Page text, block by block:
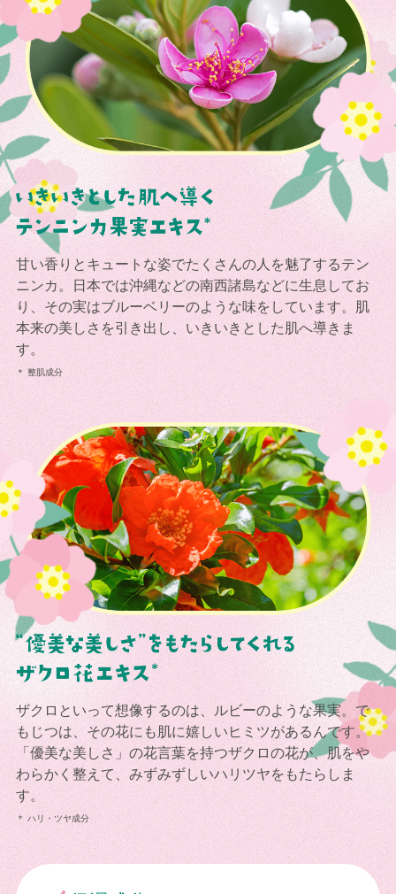
甘い香りとキュートな姿でたくさんの人を魅了するテン
ニンカ。日本では沖縄などの南西諸島などに生息してお
り、その実はブルーベリーのような味をしています。肌
本来の美しさを引き出し、いきいきとした肌へ導きま
す。
＊ 整肌成分
ザクロといって想像するのは、ルビーのような果実。で
もじつは、その花にも肌に嬉しいヒミツがあるんです。
「優美な美しさ」の花言葉を持つザクロの花が、肌をや
わらかく整えて、みずみずしいハリツヤをもたらしま
す。
＊ ハリ・ツヤ成分